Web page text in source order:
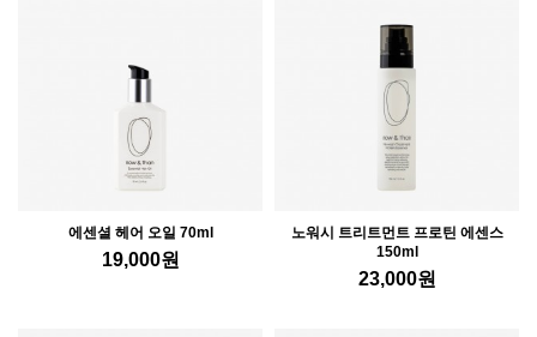
에센셜 헤어 오일 70ml
19,000원
노워시 트리트먼트 프로틴 에센스
150ml
23,000원